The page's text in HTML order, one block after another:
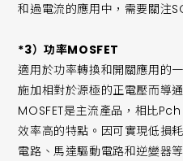
和過電流的應用中，需要關注
*3）功率MOSFET
適用於功率轉換和開關應用的
施加相對於源極的正電壓而導
MOSFET是主流產品，相比
效率高的特點。因可實現低損
電路、馬達驅動電路和逆變器